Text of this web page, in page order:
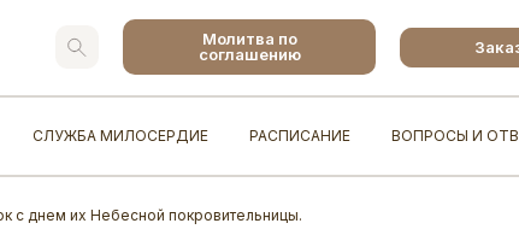
Молитва по
соглашению
СЛУЖБА МИЛОСЕРДИЕ РАСПИСАНИЕ ВОПРОСЫ И
с днем их Небесной покровительницы.